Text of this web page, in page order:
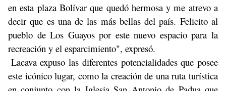
en esta plaza Bolívar que quedó hermosa y me atrevo a
decir que es una de las más bellas del país. Felicito al
pueblo de Los Guayos por este nuevo espacio para la
recreación y el esparcimiento", expresó.
Lacava expuso las diferentes potencialidades que posee
este icónico lugar, como la creación de una ruta turística